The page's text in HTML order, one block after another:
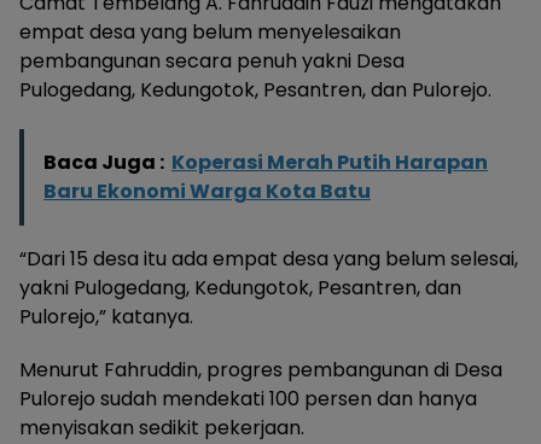
empat desa yang belum menyelesaikan
pembangunan secara penuh yakni Desa
Pulogedang, Kedungotok, Pesantren, dan Pulorejo.
Baca Juga : Koperasi Merah Putih Harapan
Baru Ekonomi Warga Kota Batu
“Dari 15 desa itu ada empat desa yang belum selesai,
yakni Pulogedang, Kedungotok, Pesantren, dan
Pulorejo,” katanya.
Menurut Fahruddin, progres pembangunan di Desa
Pulorejo sudah mendekati 100 persen dan hanya
menyisakan sedikit pekerjaan.